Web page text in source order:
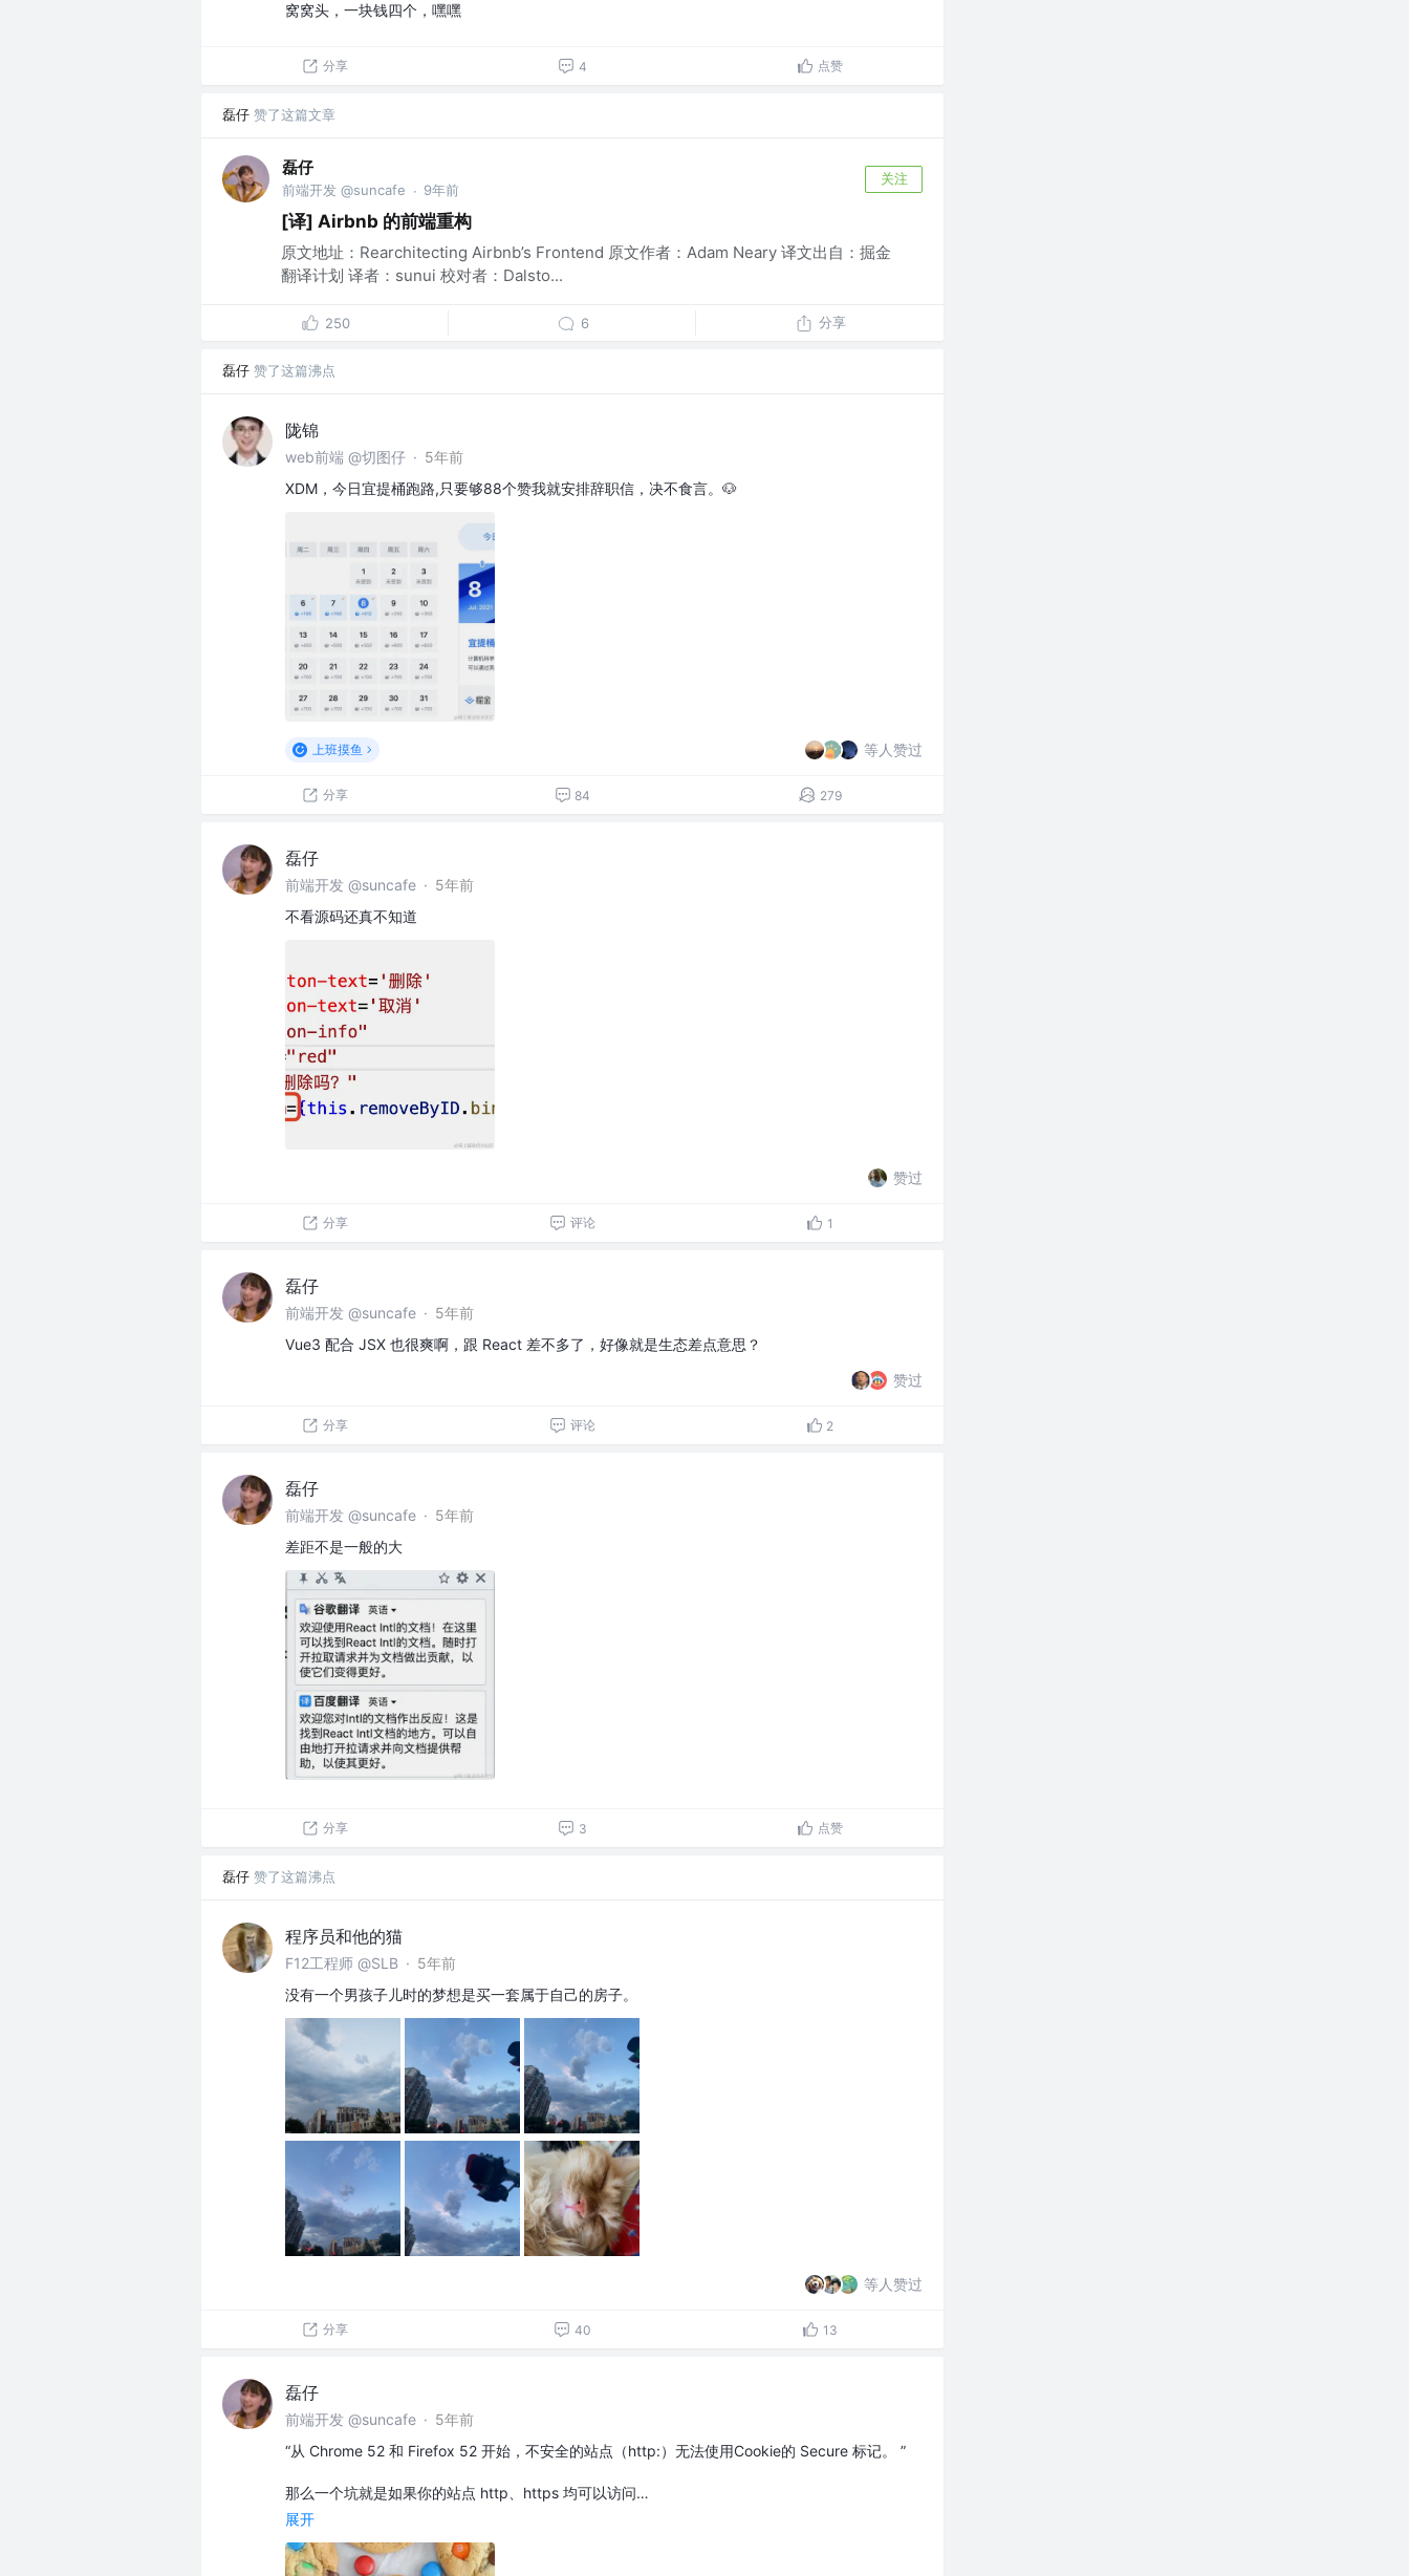
窝窝头，一块钱四个，嘿嘿
分享 4 点赞
磊仔 赞了这篇文章
磊仔
前端开发 @suncafe · 9年前
关注
[译] Airbnb 的前端重构
原文地址：Rearchitecting Airbnb’s Frontend 原文作者：Adam Neary 译文出自：掘金
翻译计划 译者：sunui 校对者：Dalsto...
250 6 分享
磊仔 赞了这篇沸点
陇锦
web前端 @切图仔 · 5年前
XDM，今日宜提桶跑路,只要够88个赞我就安排辞职信，决不食言。🐶
上班摸鱼 等人赞过
分享 84 279
磊仔
前端开发 @suncafe · 5年前
不看源码还真不知道
赞过
分享 评论 1
磊仔
前端开发 @suncafe · 5年前
Vue3 配合 JSX 也很爽啊，跟 React 差不多了，好像就是生态差点意思？
赞过
分享 评论 2
磊仔
前端开发 @suncafe · 5年前
差距不是一般的大
分享 3 点赞
磊仔 赞了这篇沸点
程序员和他的猫
F12工程师 @SLB · 5年前
没有一个男孩子儿时的梦想是买一套属于自己的房子。
等人赞过
分享 40 13
磊仔
前端开发 @suncafe · 5年前
“从 Chrome 52 和 Firefox 52 开始，不安全的站点（http:）无法使用Cookie的 Secure 标记。 ”
那么一个坑就是如果你的站点 http、https 均可以访问…
展开